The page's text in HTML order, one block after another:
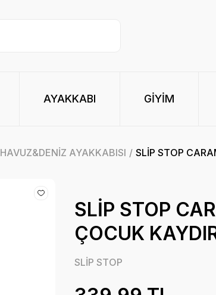
AYAKKABI GİYİM
HAVUZ&DENİZ AYAKKABISI SLİP STOP
SLİP STOP
ÇOCUK
SLİP STOP